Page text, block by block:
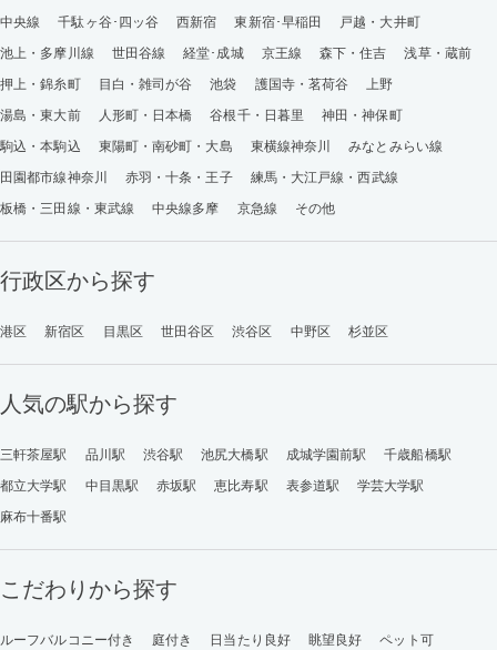
中央線
千駄ヶ谷･四ッ谷 西新宿 東新宿･早稲田
戸越・大井町
池上・多摩川線
世田谷線 経堂･成城 京王線 森下・住吉
浅草・蔵前
押上・錦糸町
目白・雑司が谷 池袋 護国寺・茗荷谷
上野
湯島・東大前
人形町・日本橋 谷根千・日暮里
神田・神保町
駒込・本駒込
東陽町・南砂町・大島 東横線神奈川
みなとみらい線
田園都市線神奈川
赤羽・十条・王子
練馬・大江戸線・西武線
板橋・三田線・東武線
中央線多摩 京急線 その他
行政区から探す
港区 新宿区 目黒区 世田谷区 渋谷区 中野区 杉並区
人気の駅から探す
三軒茶屋駅 品川駅 渋谷駅 池尻大橋駅 成城学園前駅
千歳船橋駅
都立大学駅
中目黒駅 赤坂駅 恵比寿駅 表参道駅
学芸大学駅
麻布十番駅
こだわりから探す
ルーフバルコニー付き 庭付き 日当たり良好 眺望良好
ペット可